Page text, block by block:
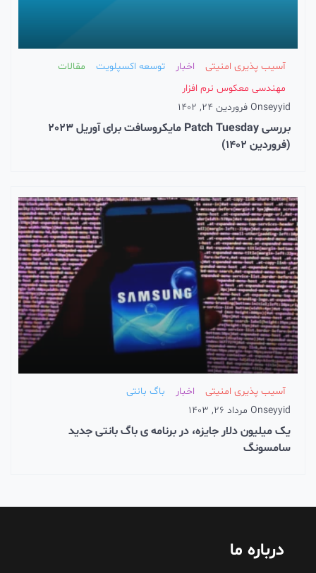
آسیب پذیری امنیتی اخبار توسعه اکسپلویت
مقالات
مهندسی معکوس نرم افزار
seyyid
On فروردین 24, 1402
بررسی Patch Tuesday مایکروسافت برای آوریل 2023
(فروردین 1402)
آسیب پذیری امنیتی اخبار
باگ بانتی
seyyid
On مرداد 26, 1403
یک میلیون دلار جایزه، در برنامه ی باگ بانتی جدید
سامسونگ
درباره ما